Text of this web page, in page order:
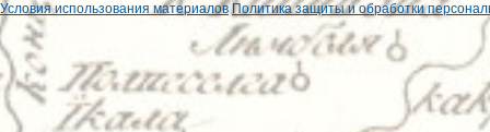
Условия использования материалов Политика защиты и обработки